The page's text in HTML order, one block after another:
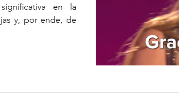
en la
y, por ende, de